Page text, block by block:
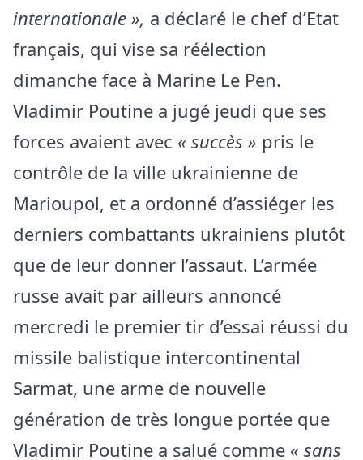
internationale », a déclaré le chef d’Etat
français, qui vise sa réélection
dimanche face à Marine Le Pen.
Vladimir Poutine a jugé jeudi que ses
forces avaient avec « succès » pris le
contrôle de la ville ukrainienne de
Marioupol, et a ordonné d’assiéger les
derniers combattants ukrainiens plutôt
que de leur donner l’assaut. L’armée
russe avait par ailleurs annoncé
mercredi le premier tir d’essai réussi du
missile balistique intercontinental
Sarmat, une arme de nouvelle
génération de très longue portée que
Vladimir Poutine a salué comme « sans